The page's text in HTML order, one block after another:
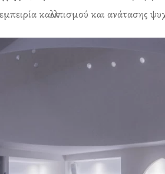
καλλωπισμού και ανάτασης